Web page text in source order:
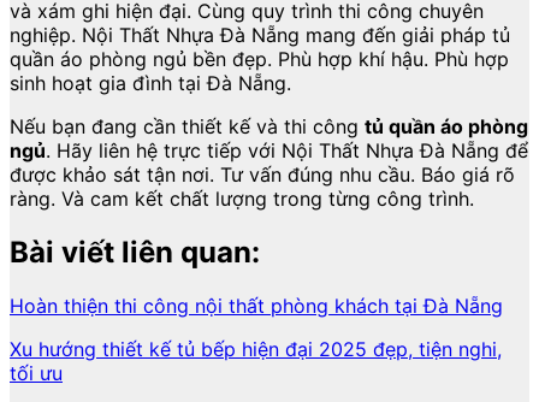
và xám ghi hiện đại. Cùng quy trình thi công chuyên
nghiệp. Nội Thất Nhựa Đà Nẵng mang đến giải pháp tủ
quần áo phòng ngủ bền đẹp. Phù hợp khí hậu. Phù hợp
sinh hoạt gia đình tại Đà Nẵng.
Nếu bạn đang cần thiết kế và thi công tủ quần áo phòng
ngủ. Hãy liên hệ trực tiếp với Nội Thất Nhựa Đà Nẵng để
được khảo sát tận nơi. Tư vấn đúng nhu cầu. Báo giá rõ
ràng. Và cam kết chất lượng trong từng công trình.
Bài viết liên quan:
Hoàn thiện thi công nội thất phòng khách tại Đà Nẵng
Xu hướng thiết kế tủ bếp hiện đại 2025 đẹp, tiện nghi,
tối ưu